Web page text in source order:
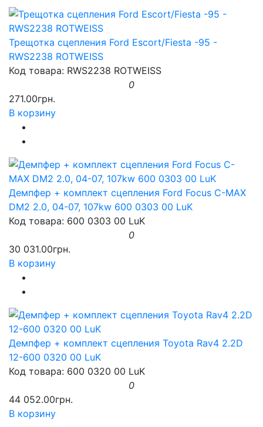
Трещотка сцепления Ford Escort/Fiesta -95 -
RWS2238 ROTWEISS
Код товара: RWS2238 ROTWEISS
0
271.00грн.
В корзину
Демпфер + комплект сцепления Ford Focus C-MAX
DM2 2.0, 04-07, 107kw 600 0303 00 LuK
Код товара: 600 0303 00 LuK
0
30 031.00грн.
В корзину
Демпфер + комплект сцепления Toyota Rav4 2.2D
12-600 0320 00 LuK
Код товара: 600 0320 00 LuK
0
44 052.00грн.
В корзину